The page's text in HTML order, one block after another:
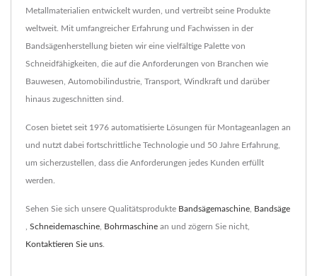
Metallmaterialien entwickelt wurden, und vertreibt seine Produkte
weltweit. Mit umfangreicher Erfahrung und Fachwissen in der
Bandsägenherstellung bieten wir eine vielfältige Palette von
Schneidfähigkeiten, die auf die Anforderungen von Branchen wie
Bauwesen, Automobilindustrie, Transport, Windkraft und darüber
hinaus zugeschnitten sind.
Cosen bietet seit 1976 automatisierte Lösungen für Montageanlagen an
und nutzt dabei fortschrittliche Technologie und 50 Jahre Erfahrung,
um sicherzustellen, dass die Anforderungen jedes Kunden erfüllt
werden.
Sehen Sie sich unsere Qualitätsprodukte Bandsägemaschine Bandsäge
Schneidemaschine Bohrmaschine an und zögern Sie nicht,
Kontaktieren Sie uns